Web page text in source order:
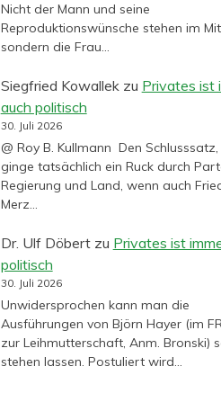
Nicht der Mann und seine
Reproduktionswünsche stehen im
sondern die Frau…
Siegfried Kowallekzu Privates ist
auch politisch
30. Juli 2026
@ Roy B. Kullmann Den
ginge tatsächlich ein Ruck durch
Regierung und Land, wenn auch
Merz…
Dr. Ulf Döbertzu Privates ist
politisch
30. Juli 2026
Unwidersprochen kann man die
Ausführungen von Björn Hayer (im
zur Leihmutterschaft, Anm. Bronski)
stehen lassen. Postuliert wird…